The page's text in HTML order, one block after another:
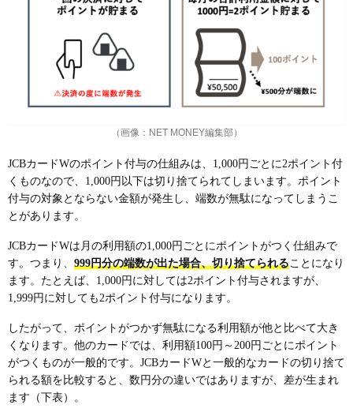
（画像：NET MONEY編集部）
JCBカードWのポイント付与の仕組みは、1,000円ごとに2ポイント付
くものなので、1,000円以下は切り捨てられてしまいます。ポイント
付与の対象とならない金額が発生し、端数が無駄になってしまうこ
とがあります。
JCBカードWは月の利用額の1,000円ごとにポイントがつく仕組みで
す。つまり、 999円分の端数が出た場合、切り捨てられることになり
ます。たとえば、1,000円に対しては2ポイント付与されますが、
1,999円に対しても2ポイント付与になります。
したがって、ポイントがつかず無駄になる利用額が他と比べて大き
くなります。他のカードでは、利用額100円～200円ごとにポイント
がつくものが一般的です。JCBカードWと一般的なカードの切り捨て
られる額を比較すると、数円分の違いではありますが、差が生まれ
ます（下表）。